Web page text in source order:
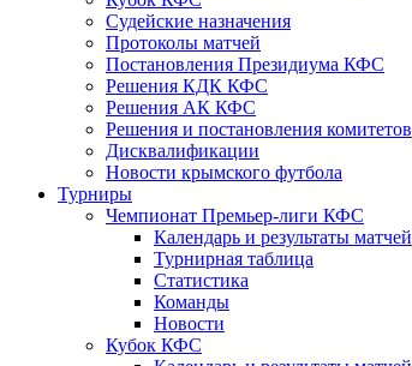
Судейские назначения
Протоколы матчей
Постановления Президиума КФС
Решения КДК КФС
Решения АК КФС
Решения и постановления комитетов
Дисквалификации
Новости крымского футбола
Турниры
Чемпионат Премьер-лиги КФС
Календарь и результаты матчей
Турнирная таблица
Статистика
Команды
Новости
Кубок КФС